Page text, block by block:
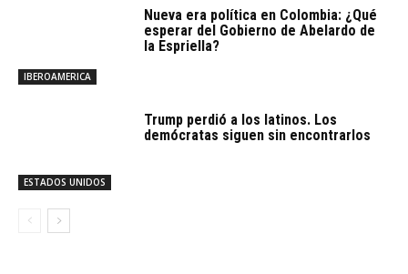
IBEROAMERICA
Nueva era política en Colombia: ¿Qué
esperar del Gobierno de Abelardo de
la Espriella?
ESTADOS UNIDOS
Trump perdió a los latinos. Los
demócratas siguen sin encontrarlos